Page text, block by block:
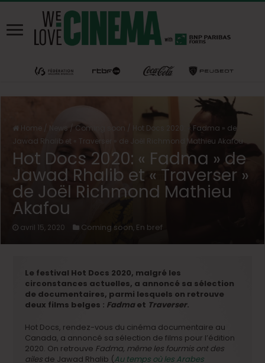
Home / News / Coming soon /
Hot Docs 2020: « Fadma » de
Jawad Rhalib et « Traverser » de Joël Richmond Mathieu Akafou
Hot Docs 2020: « Fadma » de
Jawad Rhalib et « Traverser »
de Joël Richmond Mathieu
Akafou
avril 15, 2020 Coming soon En bref
Le festival Hot Docs 2020, malgré les
circonstances actuelles, a annoncé sa sélection
de documentaires, parmi lesquels on retrouve
deux films belges : Fadmaet Traverser.
Hot Docs, rendez-vous du cinéma documentaire au
Canada, a annoncé sa sélection de films pour l’édition
2020. On retrouve Fadma, même les fourmis ont des
ailes de Jawad Rhalib (Au temps où les Arabes